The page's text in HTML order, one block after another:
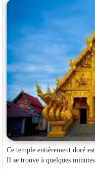
Ce temple entièrement doré
Il se trouve à quelques